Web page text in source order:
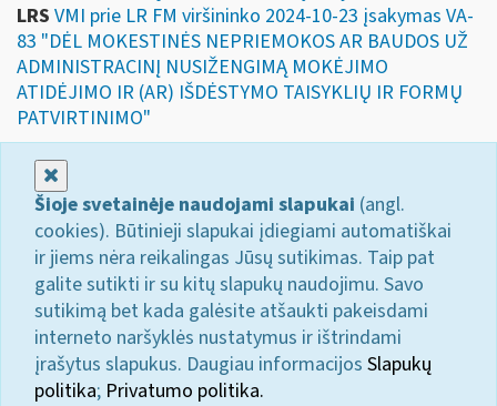
LRS VMI prie LR FM viršininko 2024-10-23 įsakymas VA-
83 "DĖL MOKESTINĖS NEPRIEMOKOS AR BAUDOS UŽ
ADMINISTRACINĮ NUSIŽENGIMĄ MOKĖJIMO
ATIDĖJIMO IR (AR) IŠDĖSTYMO TAISYKLIŲ IR FORMŲ
PATVIRTINIMO"
Šioje svetainėje naudojami slapukai (angl.
cookies). Būtinieji slapukai įdiegiami automatiškai
ir jiems nėra reikalingas Jūsų sutikimas. Taip pat
galite sutikti ir su kitų slapukų naudojimu. Savo
sutikimą bet kada galėsite atšaukti pakeisdami
interneto naršyklės nustatymus ir ištrindami
įrašytus slapukus. Daugiau informacijos Slapukų
politika; Privatumo politika.